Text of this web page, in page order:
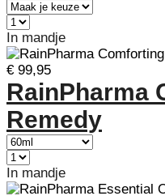
In mandje
€ 99,95
RainPharma
Remedy
In mandje